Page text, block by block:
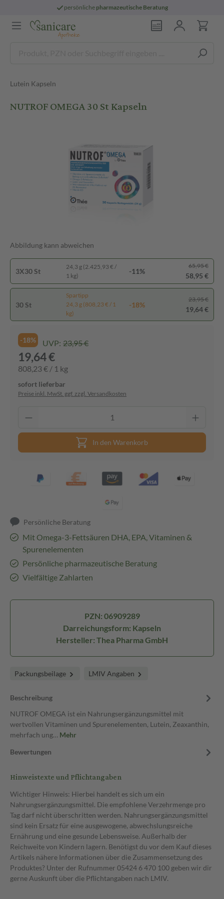
persönliche pharmazeutische Beratung
Lutein Kapseln
NUTROF OMEGA 30 St Kapseln
Abbildung kann abweichen
3X30 St
24,3 g (2.425,93 € /
1 kg)
-11%
65,95 €
58,95 €
30 St
Spartipp
24,3 g (808,23 € / 1
kg)
-18%
23,95 €
19,64 €
-18% UVP: 23,95 €
19,64 €
808,23 € / 1 kg
sofort lieferbar
Preise inkl. MwSt. ggf. zzgl. Versandkosten
In den Warenkorb
Persönliche Beratung
Mit Omega-3-Fettsäuren DHA, EPA, Vitaminen &
Spurenelementen
Persönliche pharmazeutische Beratung
Vielfältige Zahlarten
PZN: 06909289
Darreichungsform: Kapseln
Hersteller: Thea Pharma GmbH
Packungsbeilage LMIV Angaben
Beschreibung
NUTROF OMEGA ist ein Nahrungsergänzungsmittel mit
wertvollen Vitaminen und Spurenelementen, Lutein, Zeaxanthin,
mehrfach ung… Mehr
Bewertungen
Hinweistexte und Pflichtangaben
Wichtiger Hinweis: Hierbei handelt es sich um ein
Nahrungsergänzungsmittel. Die empfohlene Verzehrmenge pro
Tag darf nicht überschritten werden. Nahrungsergänzungsmittel
sind kein Ersatz für eine ausgewogene, abwechslungsreiche
Ernährung und eine gesunde Lebensweise. Außerhalb der
Reichweite von Kindern lagern. Benötigst du vor dem Kauf dieses
Artikels nähere Informationen über die Zusammensetzung des
Produktes? Unter der Rufnummer 05424 6 470 100 geben wir dir
gerne Auskunft über die Pflichtangaben nach LMIV.